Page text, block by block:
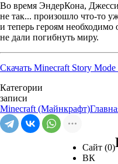
Во время ЭндерКона,
не так... произошло что-то
и теперь героям
не дали погибнуть миру.
Скачать Minecraft Story Mode
Категории
записи
Minecraft (Майнкрафт)
Сайт (0)
ВК